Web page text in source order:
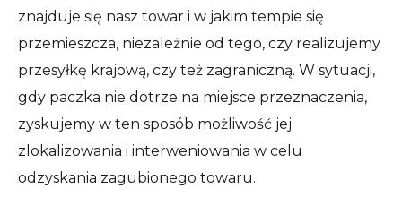
znajduje się nasz towar i w jakim tempie się
przemieszcza, niezależnie od tego, czy realizujemy
przesyłkę krajową, czy też zagraniczną. W sytuacji,
gdy paczka nie dotrze na miejsce przeznaczenia,
zyskujemy w ten sposób możliwość jej
zlokalizowania i interweniowania w celu
odzyskania zagubionego towaru.